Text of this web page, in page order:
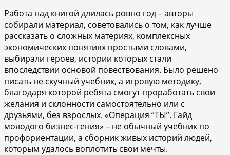
Работа над книгой длилась ровно год – авторы
собирали материал, советовались о том, как лучше
рассказать о сложных материях, комплексных
экономических понятиях простыми словами,
выбирали героев, истории которых стали
впоследствии основой повествования. Было решено
писать не скучный учебник, а игровую методику,
благодаря которой ребята смогут проработать свои
желания и склонности самостоятельно или с
друзьями, без взрослых. «Операция “ТЫ”. Гайд
молодого бизнес-гения» – не обычный учебник по
профориентации, а сборник живых историй людей,
которым удалось воплотить свои мечты.